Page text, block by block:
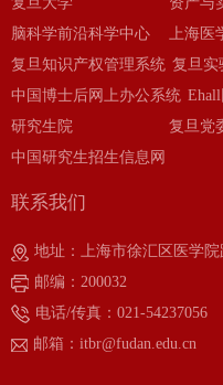
脑科学前沿科学中心
上海医
复旦知识产权管理系统 复旦实
中国博士后网上办公系统
研究生院
复旦党
中国研究生招生信息网
联系我们
地址：上海市徐汇区医学院
邮编：200032
电话/传真：021-54237056
邮箱：itbr@fudan.edu.cn